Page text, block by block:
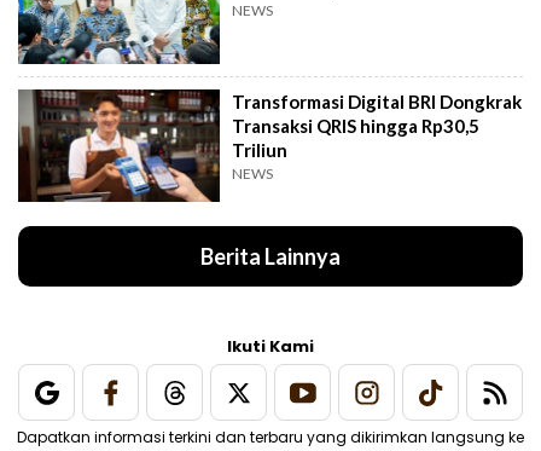
NEWS
Transformasi Digital BRI Dongkrak
Transaksi QRIS hingga Rp30,5
Triliun
NEWS
Berita Lainnya
Ikuti Kami
Dapatkan informasi terkini dan terbaru yang dikirimkan langsung ke